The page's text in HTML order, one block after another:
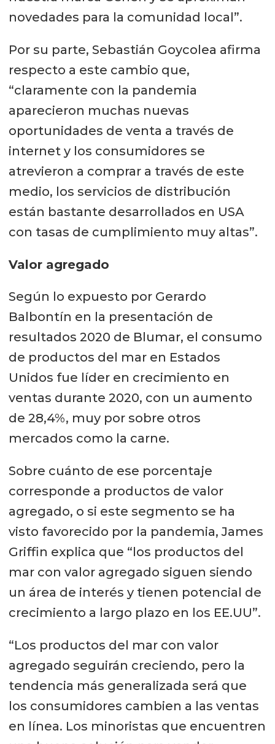
novedades para la comunidad local”.
Por su parte, Sebastián Goycolea afirma
respecto a este cambio que,
“claramente con la pandemia
aparecieron muchas nuevas
oportunidades de venta a través de
internet y los consumidores se
atrevieron a comprar a través de este
medio, los servicios de distribución
están bastante desarrollados en USA
con tasas de cumplimiento muy altas”.
Valor agregado
Según lo expuesto por Gerardo
Balbontín en la presentación de
resultados 2020 de Blumar, el consumo
de productos del mar en Estados
Unidos fue líder en crecimiento en
ventas durante 2020, con un aumento
de 28,4%, muy por sobre otros
mercados como la carne.
Sobre cuánto de ese porcentaje
corresponde a productos de valor
agregado, o si este segmento se ha
visto favorecido por la pandemia, James
Griffin explica que “los productos del
mar con valor agregado siguen siendo
un área de interés y tienen potencial de
crecimiento a largo plazo en los EE.UU”.
“Los productos del mar con valor
agregado seguirán creciendo, pero la
tendencia más generalizada será que
los consumidores cambien a las ventas
en línea. Los minoristas que encuentren